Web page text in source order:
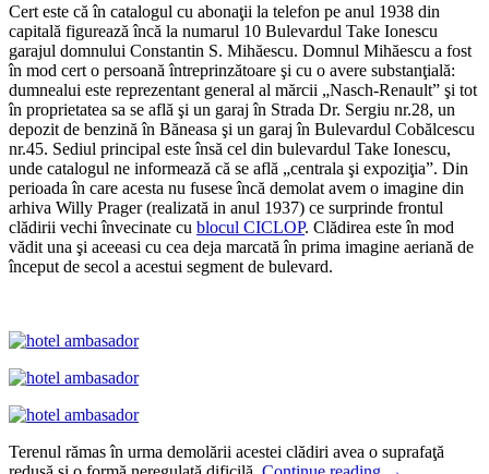
Cert este că în catalogul cu abonaţii la telefon pe anul 1938 din
capitală figurează încă la numarul 10 Bulevardul Take Ionescu
garajul domnului Constantin S. Mihăescu. Domnul Mihăescu a fost
în mod cert o persoană întreprinzătoare şi cu o avere substanţială:
dumnealui este reprezentant general al mărcii „Nasch-Renault” şi tot
în proprietatea sa se află şi un garaj în Strada Dr. Sergiu nr.28, un
depozit de benzină în Băneasa şi un garaj în Bulevardul Cobălcescu
nr.45. Sediul principal este însă cel din bulevardul Take Ionescu,
unde catalogul ne informează că se află „centrala şi expoziţia”. Din
perioada în care acesta nu fusese încă demolat avem o imagine din
arhiva Willy Prager (realizată in anul 1937) ce surprinde frontul
clădirii vechi învecinate cu blocul CICLOP. Clădirea este în mod
vădit una şi aceeasi cu cea deja marcată în prima imagine aeriană de
început de secol a acestui segment de bulevard.
Terenul rămas în urma demolării acestei clădiri avea o suprafaţă